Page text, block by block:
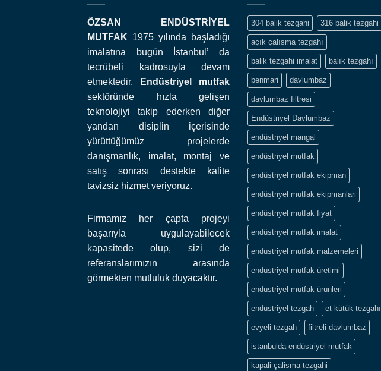
ÖZSAN ENDÜSTRİYEL
MUTFAK 1975 yılında başladığı
imalatına bugün İstanbul’ da
tecrübeli kadrosuyla devam
etmektedir.
Endüstriyel mutfak
sektöründe hızla gelişen
teknolojiyi takip ederken diğer
yandan disiplin içerisinde
yürüttüğümüz projelerde
danışmanlık, imalat, montaj ve
satış sonrası destekte kalite
tavizsiz hizmet veriyoruz.
Firmamız her çapta projeyi
başarıyla uygulayabilecek
kapasitede olup, sizi de
referanslarımızın arasında
görmekten mutluluk duyacaktır.
304 balik tezgahi 316 balik tezgahi
açık çalısma tezgahı
balik tezgahi imalat balık tezgahı
benmari davlumbaz
davlumbaz filtresi
Endüstriyel Davlumbaz
endüstriyel mangal
endüstriyel mutfak
endüstriyel mutfak ekipman
endüstriyel mutfak ekipmanlari
endüstriyel mutfak fiyat
endüstriyel mutfak imalat
endüstriyel mutfak malzemeleri
endüstriyel mutfak üretimi
endüstriyel mutfak ürünleri
endüstriyel tezgah et kütük tezgahı
evyeli tezgah filtreli davlumbaz
istanbulda endüstriyel mutfak
kapali çalisma tezgahi